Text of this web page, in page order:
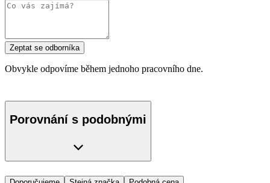
Zeptat se odborníka
Obvykle odpovíme během jednoho pracovního dne.
Porovnání s podobnými